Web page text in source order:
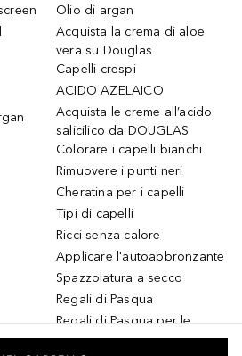
Olio di argan
Acquista la crema di aloe
vera su Douglas
Capelli crespi
ACIDO AZELAICO
Acquista le creme all’acido
salicilico da DOUGLAS
Colorare i capelli bianchi
Rimuovere i punti neri
Cheratina per i capelli
Tipi di capelli
Ricci senza calore
Applicare l'autoabbronzante
Spazzolatura a secco
Regali di Pasqua
Regali di Pasqua per le
donne